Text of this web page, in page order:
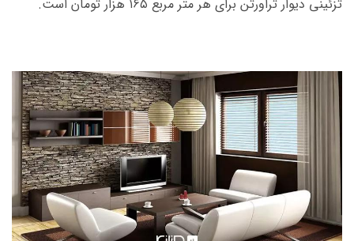
تزئینی دیوار تراورتن برای هر متر مربع ۱۶۵ هزار تومان است.